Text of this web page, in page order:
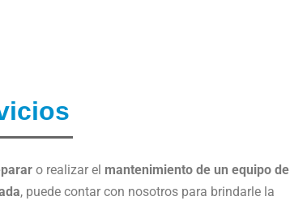
o realizar el mantenimiento de un equipo de
, puede contar con nosotros para brindarle la